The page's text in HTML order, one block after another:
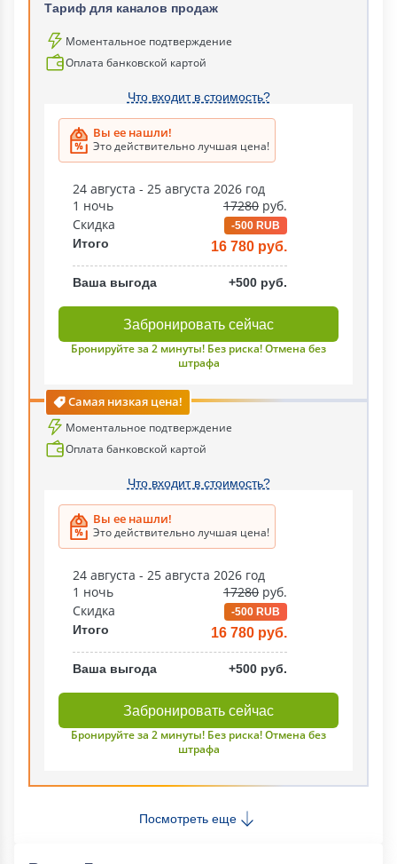
Тариф для каналов продаж
Моментальное подтверждение
Оплата банковской картой
Что входит в стоимость?
Вы ее нашли!
Это действительно лучшая цена!
24 августа - 25 августа 2026 год
1 ночь
17280 руб.
Скидка
-500 RUB
Итого 16 780 руб.
Ваша выгода +500 руб.
Забронировать сейчас
Бронируйте за 2 минуты! Без риска! Отмена без
штрафа
Самая низкая цена!
Моментальное подтверждение
Оплата банковской картой
Что входит в стоимость?
Вы ее нашли!
Это действительно лучшая цена!
24 августа - 25 августа 2026 год
1 ночь
17280 руб.
Скидка
-500 RUB
Итого 16 780 руб.
Ваша выгода +500 руб.
Забронировать сейчас
Бронируйте за 2 минуты! Без риска! Отмена без
штрафа
Посмотреть еще